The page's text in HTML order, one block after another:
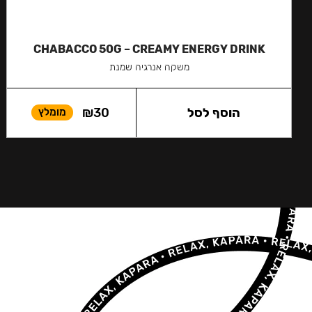
CHABACCO 50G – CREAMY ENERGY DRINK
משקה אנרגיה שמנת
₪30 מומלץ הוסף לסל